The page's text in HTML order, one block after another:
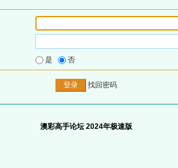
是 否
找回密码
澳彩高手论坛 2024年极速版